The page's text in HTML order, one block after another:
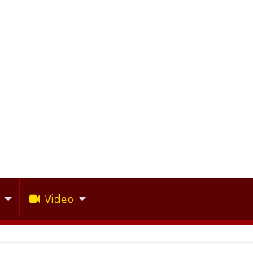
Video